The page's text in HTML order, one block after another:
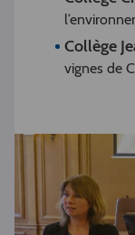
Collège
vignes de